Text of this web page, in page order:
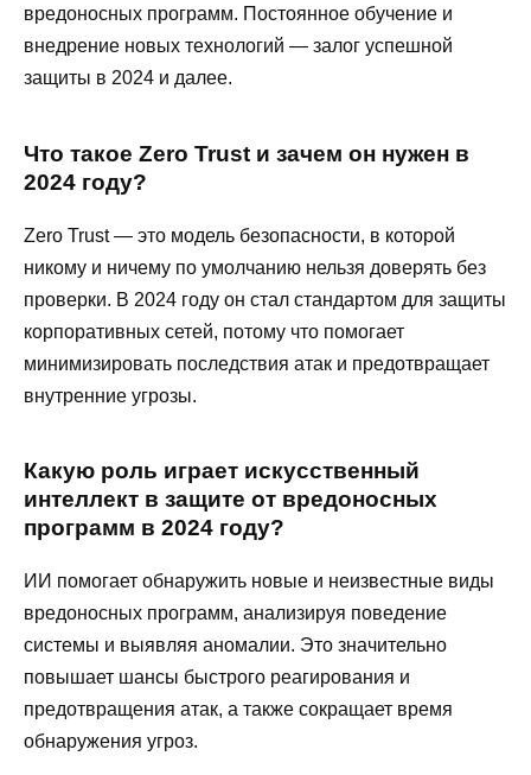
вредоносных программ. Постоянное обучение и
внедрение новых технологий — залог успешной
защиты в 2024 и далее.
Что такое Zero Trust и зачем он нужен в
2024 году?
Zero Trust — это модель безопасности, в которой
никому и ничему по умолчанию нельзя доверять без
проверки. В 2024 году он стал стандартом для защиты
корпоративных сетей, потому что помогает
минимизировать последствия атак и предотвращает
внутренние угрозы.
Какую роль играет искусственный
интеллект в защите от вредоносных
программ в 2024 году?
ИИ помогает обнаружить новые и неизвестные виды
вредоносных программ, анализируя поведение
системы и выявляя аномалии. Это значительно
повышает шансы быстрого реагирования и
предотвращения атак, а также сокращает время
обнаружения угроз.